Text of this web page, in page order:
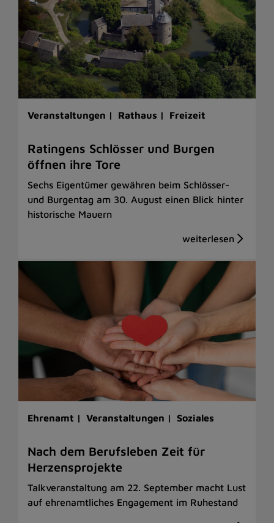
Veranstaltungen | Rathaus | Freizeit
Ratingens Schlösser und Burgen
öffnen ihre Tore
Sechs Eigentümer gewähren beim Schlösser-
und Burgentag am 30. August einen Blick hinter
historische Mauern
Ehrenamt | Veranstaltungen | Soziales
Nach dem Berufsleben Zeit für
Herzensprojekte
Talkveranstaltung am 22. September macht Lust
auf ehrenamtliches Engagement im Ruhestand